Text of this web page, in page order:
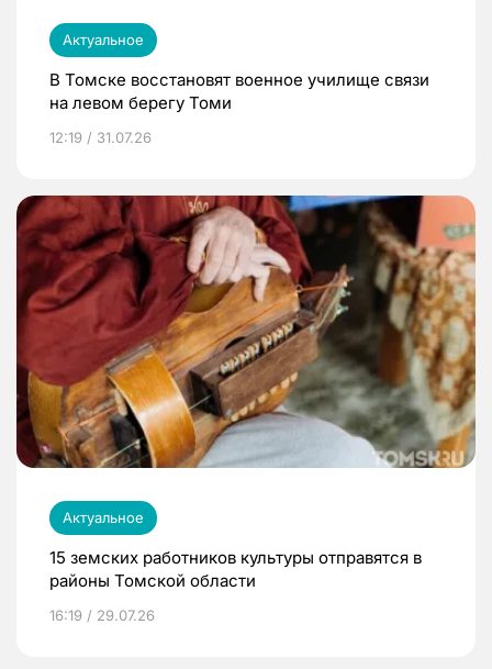
Актуальное
В Томске восстановят военное училище связи
на левом берегу Томи
12:19 / 31.07.26
Актуальное
15 земских работников культуры отправятся в
районы Томской области
16:19 / 29.07.26